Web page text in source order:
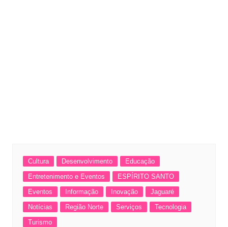
Cultura Desenvolvimento
Educação
Entretenimento e Eventos
ESPÍRITO SANTO
Eventos
Informação Inovação
Jaguaré
Notícias
Região Norte Serviços
Tecnologia
Turismo